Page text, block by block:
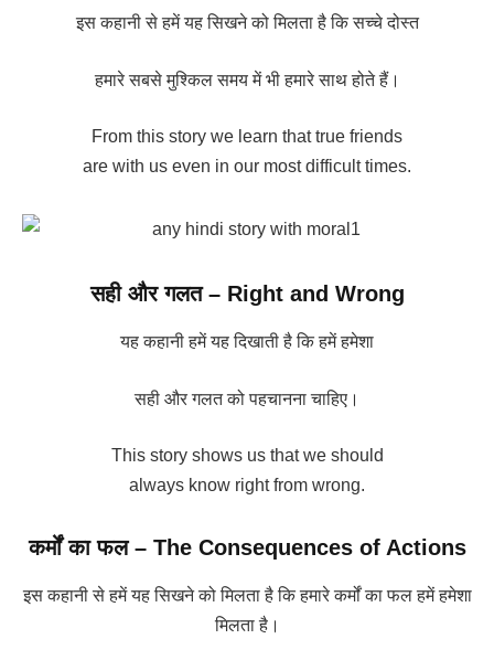
इस कहानी से हमें यह सिखने को मिलता है कि सच्चे दोस्त
हमारे सबसे मुश्किल समय में भी हमारे साथ होते हैं।
From this story we learn that true friends
are with us even in our most difficult times.
सही और गलत – Right and Wrong
यह कहानी हमें यह दिखाती है कि हमें हमेशा
सही और गलत को पहचानना चाहिए।
This story shows us that we should
always know right from wrong.
कर्मों का फल – The Consequences of Actions
इस कहानी से हमें यह सिखने को मिलता है कि हमारे कर्मों का फल हमें हमेशा
मिलता है।